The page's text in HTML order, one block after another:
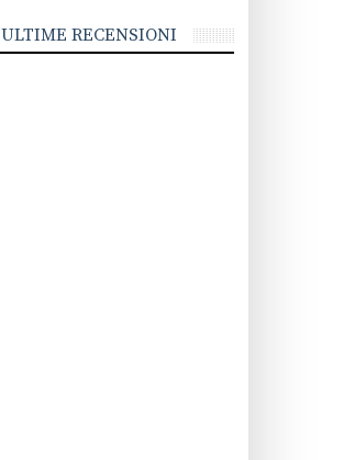
ULTIME RECENSIONI